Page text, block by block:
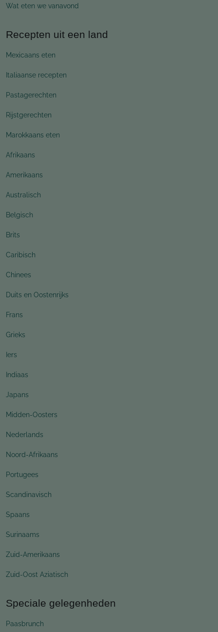
Wat eten we vanavond
Recepten uit een land
Mexicaans eten
Italiaanse recepten
Pastagerechten
Rijstgerechten
Marokkaans eten
Afrikaans
Amerikaans
Australisch
Belgisch
Brits
Caribisch
Chinees
Duits en Oostenrijks
Frans
Grieks
Iers
Indiaas
Japans
Midden-Oosters
Nederlands
Noord-Afrikaans
Portugees
Scandinavisch
Spaans
Surinaams
Zuid-Amerikaans
Zuid-Oost Aziatisch
Speciale gelegenheden
Paasbrunch